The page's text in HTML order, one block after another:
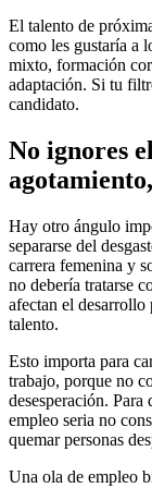
El talento de
como les gustaría a
mixto, formación
adaptación. Si tu
candidato.
No ignores
Hay otro ángulo
separarse del
carrera femenina y
no debería tratarse
afectan el
talento.
Esto importa para
trabajo, porque no
desesperación. Para
empleo seria no
quemar personas
Una ola de empleo